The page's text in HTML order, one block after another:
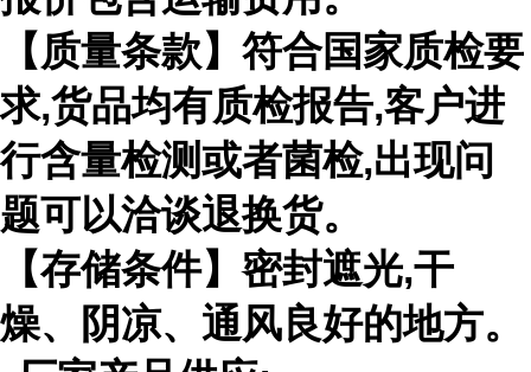
【质量条款】符合国家质检要
求,货品均有质检报告,客户进
行含量检测或者菌检,出现问
题可以洽谈退换货。
【存储条件】密封遮光,干
燥、阴凉、通风良好的地方。